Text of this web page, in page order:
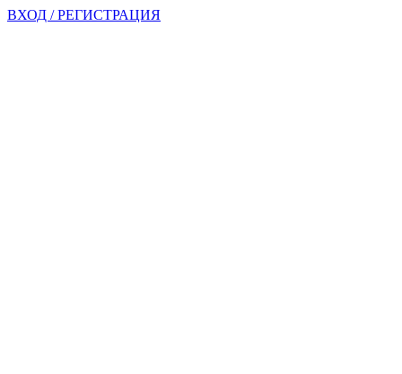
ВХОД / РЕГИСТРАЦИЯ